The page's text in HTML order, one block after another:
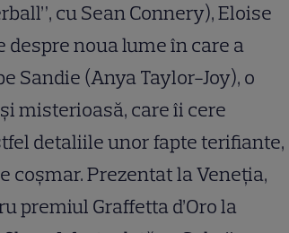
cu Sean Connery), Eloise
noua lume în care a
Sandie (Anya Taylor-Joy), o
misterioasă, care îi cere
detaliile unor fapte terifiante,
coșmar. Prezentat la Veneția,
premiul Graffetta d’Oro la